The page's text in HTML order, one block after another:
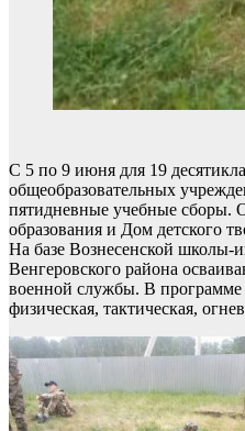
С 5 по 9 июня для 19
общеобразовательных
пятидневные учебные сборы.
образования и Дом детского
На базе Вознесенской школы-
Венгеровского района
военной службы. В программе
физическая, тактическая,